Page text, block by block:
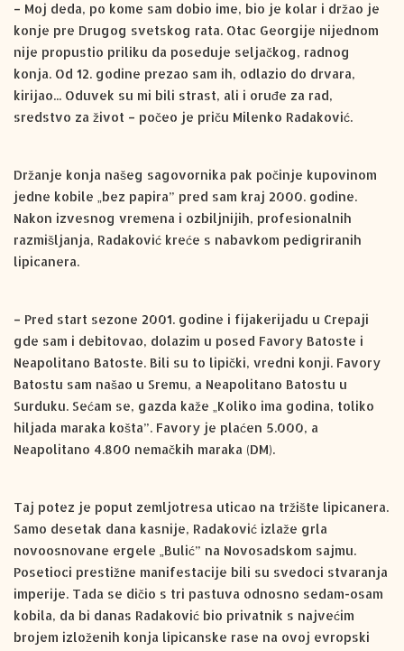
– Moj deda, po kome sam dobio ime, bio je kolar i držao je
konje pre Drugog svetskog rata. Otac Georgije nijednom
nije propustio priliku da poseduje seljačkog, radnog
konja. Od 12. godine prezao sam ih, odlazio do drvara,
kirijao... Oduvek su mi bili strast, ali i oruđe za rad,
sredstvo za život – počeo je priču Milenko Radaković.
Držanje konja našeg sagovornika pak počinje kupovinom
jedne kobile „bez papira” pred sam kraj 2000. godine.
Nakon izvesnog vremena i ozbiljnijih, profesionalnih
razmišljanja, Radaković kreće s nabavkom pedigriranih
lipicanera.
– Pred start sezone 2001. godine i fijakerijadu u Crepaji
gde sam i debitovao, dolazim u posed Favory Batoste i
Neapolitano Batoste. Bili su to lipički, vredni konji. Favory
Batostu sam našao u Sremu, a Neapolitano Batostu u
Surduku. Sećam se, gazda kaže „Koliko ima godina, toliko
hiljada maraka košta”. Favory je plaćen 5.000, a
Neapolitano 4.800 nemačkih maraka (DM).
Taj potez je poput zemljotresa uticao na tržište lipicanera.
Samo desetak dana kasnije, Radaković izlaže grla
novoosnovane ergele „Bulić” na Novosadskom sajmu.
Posetioci prestižne manifestacije bili su svedoci stvaranja
imperije. Tada se dičio s tri pastuva odnosno sedam-osam
kobila, da bi danas Radaković bio privatnik s najvećim
brojem izloženih konja lipicanske rase na ovoj evropski